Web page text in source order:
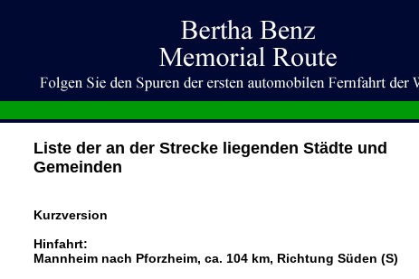
Liste der an der Strecke liegenden Städte und
Gemeinden
Kurzversion
Hinfahrt:
Mannheim nach Pforzheim, ca. 104 km, Richtung Süden (S)